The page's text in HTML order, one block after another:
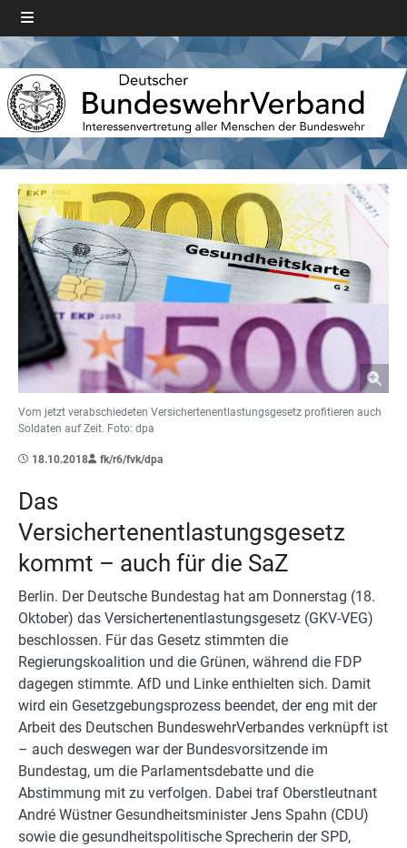
Vom jetzt verabschiedeten Versichertenentlastungsgesetz profitieren auch
Soldaten auf Zeit. Foto: dpa
18.10.2018 fk/r6/fvk/dpa
Das
Versichertenentlastungsgesetz
kommt – auch für die SaZ
Berlin. Der Deutsche Bundestag hat am Donnerstag (18.
Oktober) das Versichertenentlastungsgesetz (GKV-VEG)
beschlossen. Für das Gesetz stimmten die
Regierungskoalition und die Grünen, während die FDP
dagegen stimmte. AfD und Linke enthielten sich. Damit
wird ein Gesetzgebungsprozess beendet, der eng mit der
Arbeit des Deutschen BundeswehrVerbandes verknüpft ist
– auch deswegen war der Bundesvorsitzende im
Bundestag, um die Parlamentsdebatte und die
Abstimmung mit zu verfolgen. Dabei traf Oberstleutnant
André Wüstner Gesundheitsminister Jens Spahn (CDU)
sowie die gesundheitspolitische Sprecherin der SPD,